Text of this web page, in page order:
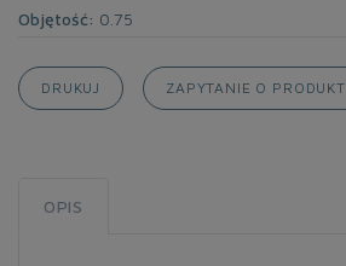
Objętość: 0.75
DRUKUJ ZAPYTANIE O PRODUKT
OPIS